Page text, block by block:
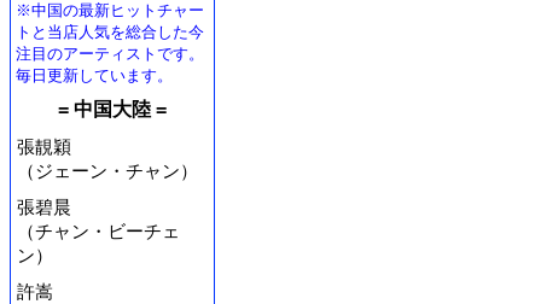
※中国の最新ヒットチャー
トと当店人気を総合した今
注目のアーティストです。
毎日更新しています。
= 中国大陸 =
張靚穎
（ジェーン・チャン）
張碧晨
（チャン・ビーチェ
ン）
許嵩